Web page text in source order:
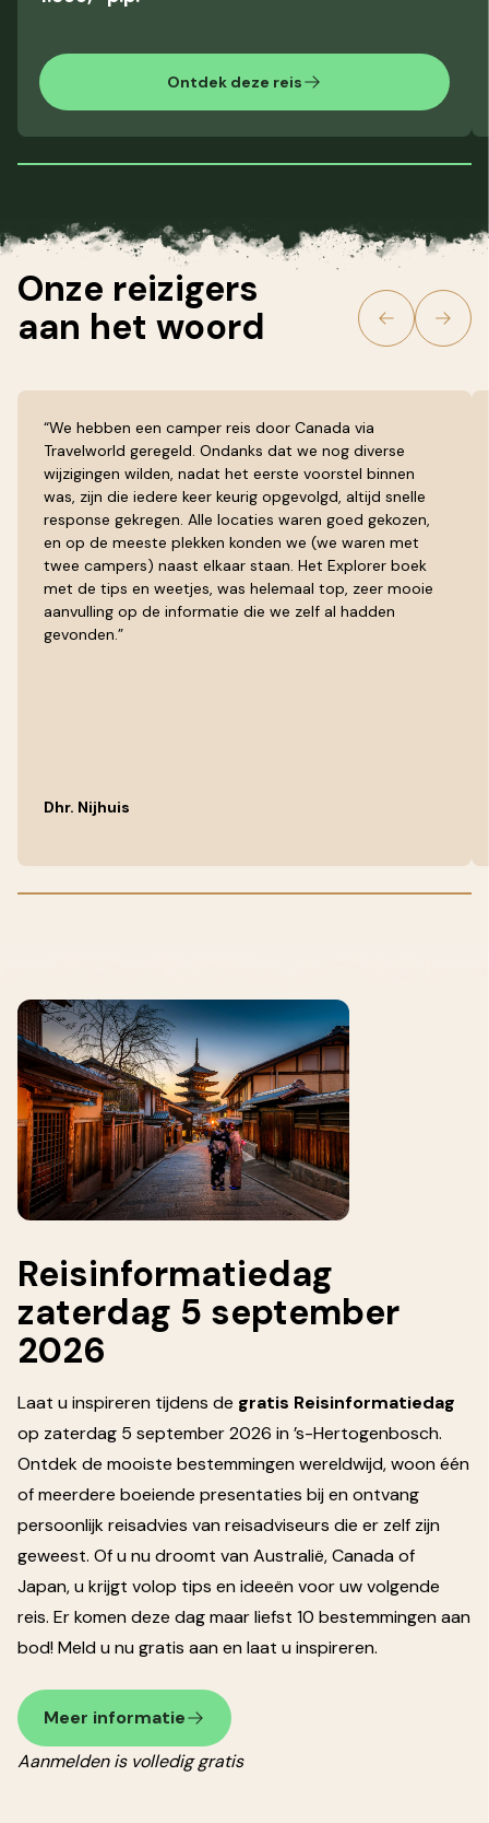
Ontdek deze reis
Onze reizigers
aan het woord
“We hebben een camper reis door Canada via
Travelworld geregeld. Ondanks dat we nog diverse
wijzigingen wilden, nadat het eerste voorstel binnen
was, zijn die iedere keer keurig opgevolgd, altijd snelle
response gekregen. Alle locaties waren goed gekozen,
en op de meeste plekken konden we (we waren met
twee campers) naast elkaar staan. Het Explorer boek
met de tips en weetjes, was helemaal top, zeer mooie
aanvulling op de informatie die we zelf al hadden
gevonden.”
Dhr. Nijhuis
Reisinformatiedag
zaterdag 5 september
2026
Laat u inspireren tijdens de gratis Reisinformatiedag
op zaterdag 5 september 2026 in ’s-Hertogenbosch.
Ontdek de mooiste bestemmingen wereldwijd, woon één
of meerdere boeiende presentaties bij en ontvang
persoonlijk reisadvies van reisadviseurs die er zelf zijn
geweest. Of u nu droomt van Australië, Canada of
Japan, u krijgt volop tips en ideeën voor uw volgende
reis. Er komen deze dag maar liefst 10 bestemmingen aan
bod! Meld u nu gratis aan en laat u inspireren.
Meer informatie
Aanmelden is volledig gratis